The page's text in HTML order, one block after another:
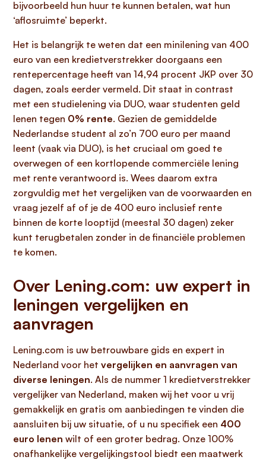
bijvoorbeeld hun huur te kunnen betalen, wat hun
‘aflosruimte’ beperkt.
Het is belangrijk te weten dat een minilening van 400
euro van een kredietverstrekker doorgaans een
rentepercentage heeft van 14,94 procent JKP over 30
dagen, zoals eerder vermeld. Dit staat in contrast
met een studielening via DUO, waar studenten geld
lenen tegen 0% rente. Gezien de gemiddelde
Nederlandse student al zo’n 700 euro per maand
leent (vaak via DUO), is het cruciaal om goed te
overwegen of een kortlopende commerciële lening
met rente verantwoord is. Wees daarom extra
zorgvuldig met het vergelijken van de voorwaarden en
vraag jezelf af of je de 400 euro inclusief rente
binnen de korte looptijd (meestal 30 dagen) zeker
kunt terugbetalen zonder in de financiële problemen
te komen.
Over Lening.com: uw expert in
leningen vergelijken en
aanvragen
Lening.com is uw betrouwbare gids en expert in
Nederland voor het vergelijken en aanvragen van
diverse leningen. Als de nummer 1 kredietverstrekker
vergelijker van Nederland, maken wij het voor u vrij
gemakkelijk en gratis om aanbiedingen te vinden die
aansluiten bij uw situatie, of u nu specifiek een 400
euro lenen wilt of een groter bedrag. Onze 100%
onafhankelijke vergelijkingstool biedt een maatwerk